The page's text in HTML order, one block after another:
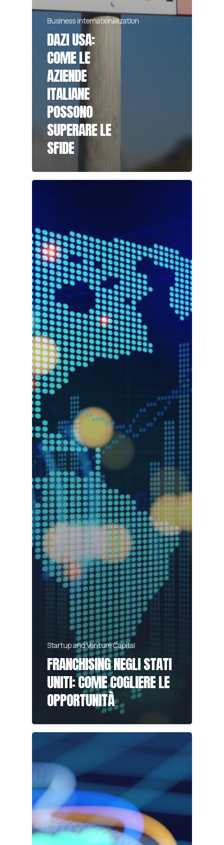
Business internationalization
DAZI USA:
COME LE
AZIENDE
ITALIANE
POSSONO
SUPERARE LE
SFIDE
Startup and Venture Capital
FRANCHISING NEGLI STATI
UNITI: COME COGLIERE LE
OPPORTUNITÀ